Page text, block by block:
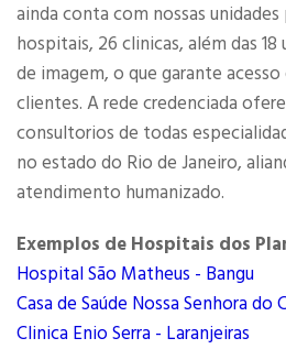
ainda conta com nossas
hospitais, 26 clinicas, além das
de imagem, o que garante acesso
clientes. A rede credenciada
consultorios de todas
no estado do Rio de Janeiro,
atendimento humanizado.
Exemplos de Hospitais dos
Hospital São Matheus - Bangu
Casa de Saúde Nossa Senhora do
Clinica Enio Serra - Laranjeiras